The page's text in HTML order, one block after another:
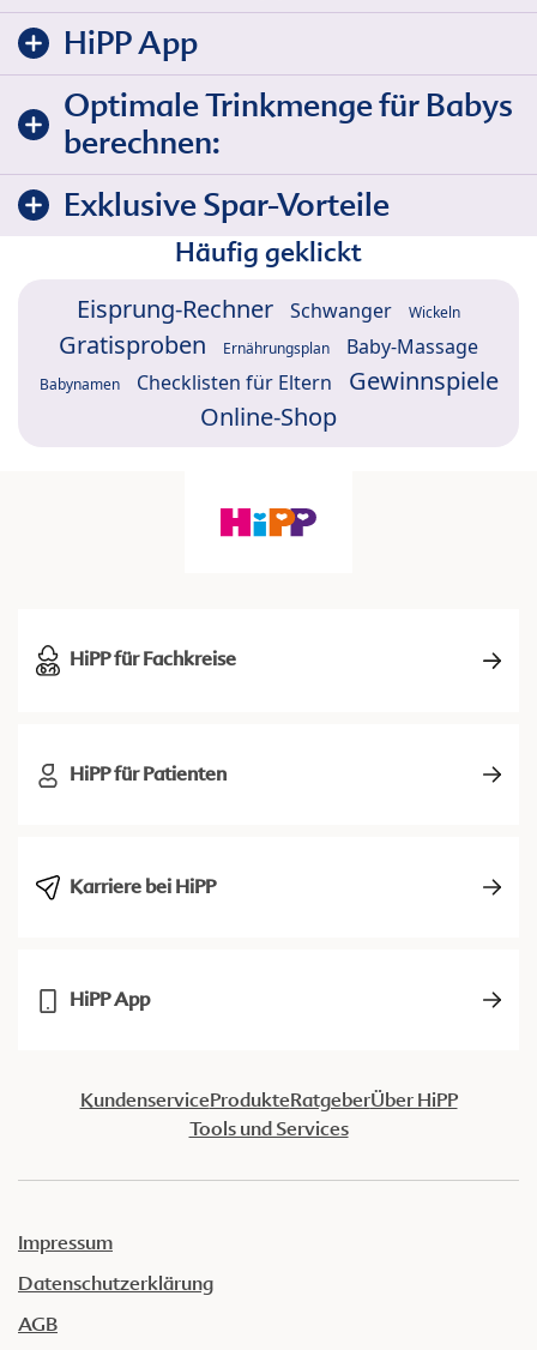
HiPP App
Optimale Trinkmenge für Babys
berechnen:
Exklusive Spar-Vorteile
Häufig geklickt
Eisprung-Rechner Schwanger Wickeln
Gratisproben Ernährungsplan Baby-Massage
Babynamen Checklisten für Eltern
Gewinnspiele
Online-Shop
HiPP für Fachkreise
HiPP für Patienten
Karriere bei HiPP
HiPP App
KundenserviceProdukteRatgeberÜber HiPP
Tools und Services
Impressum
Datenschutzerklärung
AGB